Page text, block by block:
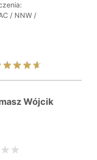
/ NNW /
Wójcik